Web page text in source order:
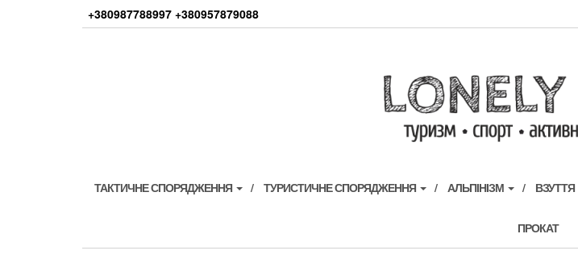
+380987788997 +380957879088
ТАКТИЧНЕ СПОРЯДЖЕННЯ ТУРИСТИЧНЕ СПОРЯДЖЕННЯ АЛЬПІНІЗМ ВЗУТТЯ
ПРОКАТ